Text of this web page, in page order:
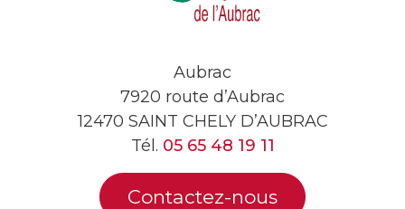
Aubrac
7920 route d’Aubrac
12470 SAINT CHELY D’AUBRAC
Tél. 05 65 48 19 11
Contactez-nous